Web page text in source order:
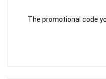
The promotional code